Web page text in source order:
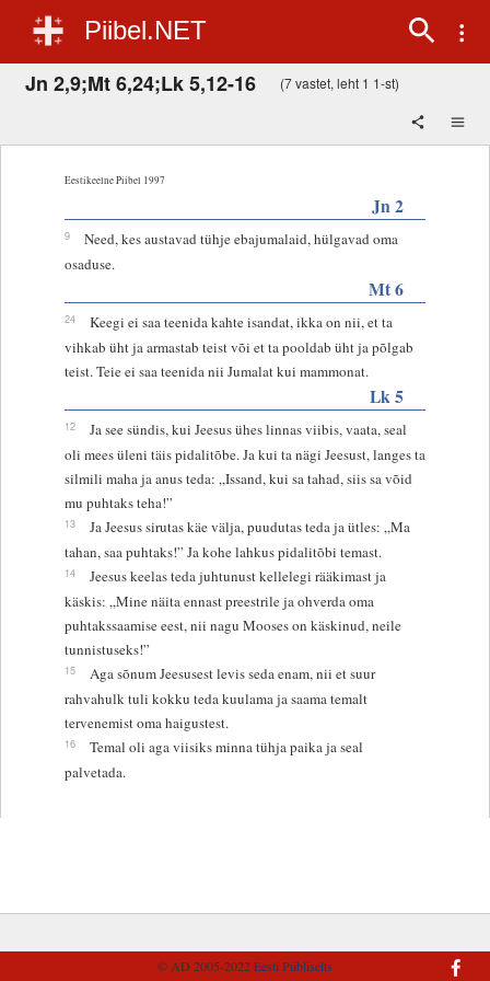
Piibel.NET
Jn 2,9;Mt 6,24;Lk 5,12-16 (7 vastet, leht 1 1-st)
Eestikeelne Piibel 1997
Jn 2
9
Need, kes austavad tühje ebajumalaid, hülgavad oma
osaduse.
Mt 6
24
Keegi ei saa teenida kahte isandat, ikka on nii, et ta
vihkab üht ja armastab teist või et ta pooldab üht ja põlgab
teist. Teie ei saa teenida nii Jumalat kui mammonat.
Lk 5
12
Ja see sündis, kui Jeesus ühes linnas viibis, vaata, seal
oli mees üleni täis pidalitõbe. Ja kui ta nägi Jeesust, langes ta
silmili maha ja anus teda: „Issand, kui sa tahad, siis sa võid
mu puhtaks teha!”
13
Ja Jeesus sirutas käe välja, puudutas teda ja ütles: „Ma
tahan, saa puhtaks!” Ja kohe lahkus pidalitõbi temast.
14
Jeesus keelas teda juhtunust kellelegi rääkimast ja
käskis: „Mine näita ennast preestrile ja ohverda oma
puhtakssaamise eest, nii nagu Mooses on käskinud, neile
tunnistuseks!”
15
Aga sõnum Jeesusest levis seda enam, nii et suur
rahvahulk tuli kokku teda kuulama ja saama temalt
tervenemist oma haigustest.
16
Temal oli aga viisiks minna tühja paika ja seal
palvetada.
© AD 2005-2022Eesti Piibliselts